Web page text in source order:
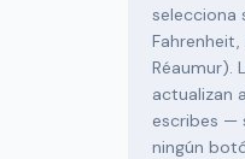
selecciona
Fahrenheit,
Réaumur).
actualizan
escribes —
ningún